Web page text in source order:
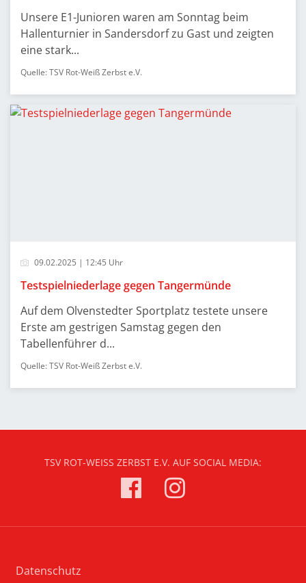
Unsere E1-Junioren waren am Sonntag beim
Hallenturnier in Sandersdorf zu Gast und zeigten
eine stark...
Quelle: TSV Rot-Weiß Zerbst e.V.
09.02.2025 | 12:45 Uhr
Testspielniederlage gegen Tangermünde
Auf dem Olvenstedter Sportplatz testete unsere
Erste am gestrigen Samstag gegen den
Tabellenführer d...
Quelle: TSV Rot-Weiß Zerbst e.V.
TSV ROT-WEISS ZERBST E.V. AUF SOCIAL MEDIA:
Datenschutz